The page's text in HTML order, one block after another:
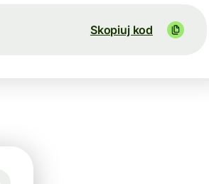
Skopiuj kod